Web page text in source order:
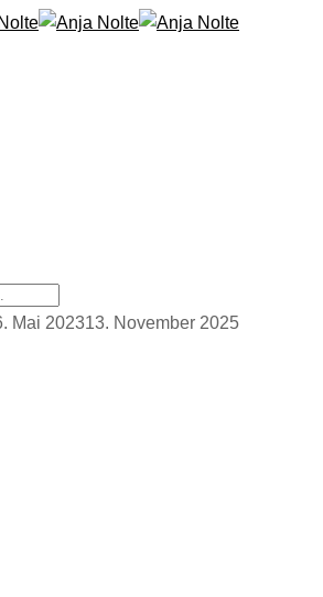
Mai 202313. November 2025